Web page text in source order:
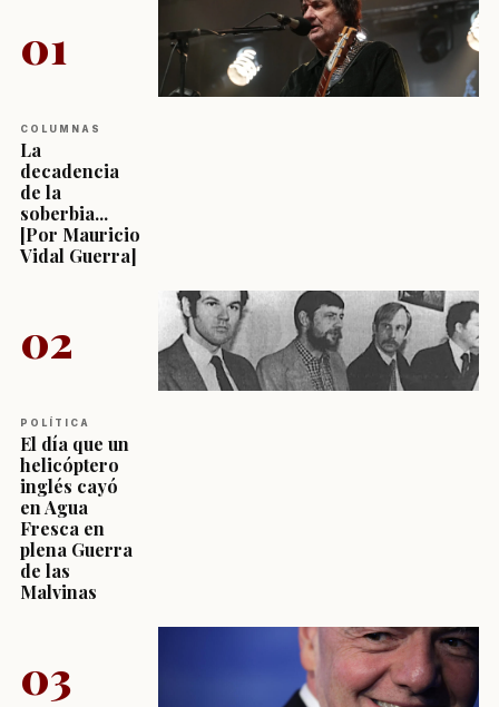
01
COLUMNAS
La
decadencia
de la
soberbia...
[Por Mauricio
Vidal Guerra]
02
POLÍTICA
El día que un
helicóptero
inglés cayó
en Agua
Fresca en
plena Guerra
de las
Malvinas
03